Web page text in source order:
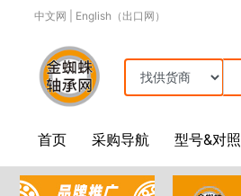
中文网 English（出口网）
首页 采购导航 型号&对照